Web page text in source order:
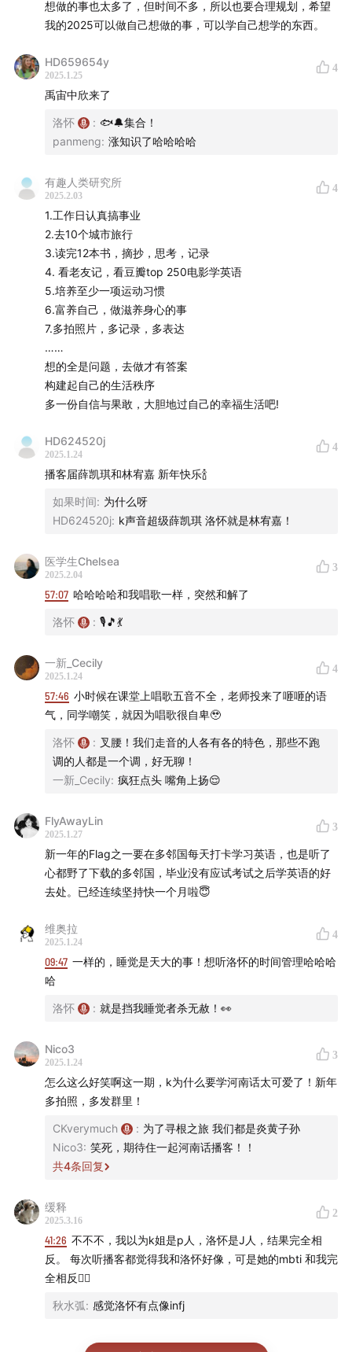
想做的事也太多了，但时间不多，所以也要合理规划，希望
我的2025可以做自己想做的事，可以学自己想学的东西。
HD659654y
2025.1.25
4
禹宙中欣来了
洛怀 : 🐟🔔集合！
panmeng: 涨知识了哈哈哈哈
有趣人类研究所
2025.2.03
4
1.工作日认真搞事业
2.去10个城市旅行
3.读完12本书，摘抄，思考，记录
4. 看老友记，看豆瓣top 250电影学英语
5.培养至少一项运动习惯
6.富养自己，做滋养身心的事
7.多拍照片，多记录，多表达
……
想的全是问题，去做才有答案
构建起自己的生活秩序
多一份自信与果敢，大胆地过自己的幸福生活吧!
HD624520j
2025.1.24
4
播客届薛凯琪和林宥嘉 新年快乐🍾
如果时间: 为什么呀
HD624520j: k声音超级薛凯琪 洛怀就是林宥嘉！
医学生Chelsea
2025.2.04
3
57:07 哈哈哈哈和我唱歌一样，突然和解了
洛怀 : 🎙️🎵💃
一新_Cecily
2025.1.24
4
57:46 小时候在课堂上唱歌五音不全，老师投来了咂咂的语
气，同学嘲笑，就因为唱歌很自卑🥹
洛怀 : 叉腰！我们走音的人各有各的特色，那些不跑
调的人都是一个调，好无聊！
一新_Cecily: 疯狂点头 嘴角上扬😌
FlyAwayLin
2025.1.27
3
新一年的Flag之一要在多邻国每天打卡学习英语，也是听了
心都野了下载的多邻国，毕业没有应试考试之后学英语的好
去处。已经连续坚持快一个月啦😇
维奥拉
2025.1.24
4
09:47 一样的，睡觉是天大的事！想听洛怀的时间管理哈哈哈
哈
洛怀 : 就是挡我睡觉者杀无赦！👀
Nico3
2025.1.24
3
怎么这么好笑啊这一期，k为什么要学河南话太可爱了！新年
多拍照，多发群里！
CKverymuch : 为了寻根之旅 我们都是炎黄子孙
Nico3: 笑死，期待住一起河南话播客！！
共4条回复
缓释
2025.3.16
2
41:26 不不不，我以为k姐是p人，洛怀是J人，结果完全相
反。 每次听播客都觉得我和洛怀好像，可是她的mbti 和我完
全相反🧘‍♀️
秋水弧: 感觉洛怀有点像infj